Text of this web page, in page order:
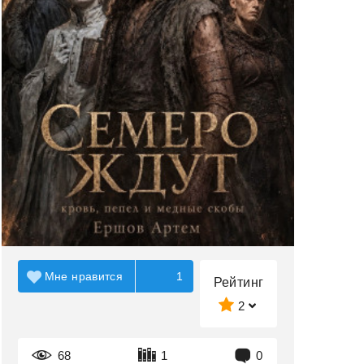
Рейтинг
2
68 1 0
Мне нравится 1